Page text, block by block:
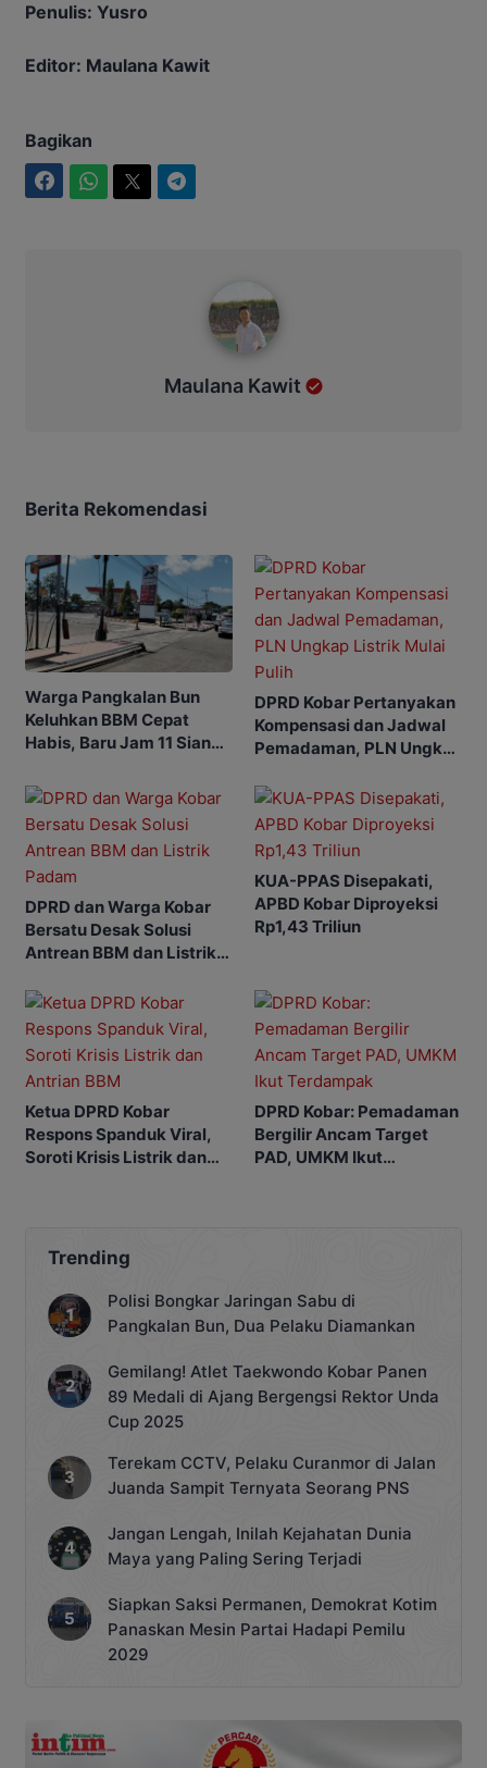
Penulis: Yusro
Editor: Maulana Kawit
Bagikan
Maulana Kawit
Berita Rekomendasi
Warga Pangkalan Bun
Keluhkan BBM Cepat
Habis, Baru Jam 11 Siang
Stok
DPRD Kobar Pertanyakan
Kompensasi dan Jadwal
Pemadaman, PLN Ungkap
DPRD dan Warga Kobar
Bersatu Desak Solusi
Antrean BBM dan Listrik
KUA-PPAS Disepakati,
APBD Kobar Diproyeksi
Rp1,43 Triliun
Ketua DPRD Kobar
Respons Spanduk Viral,
Soroti Krisis Listrik dan
DPRD Kobar: Pemadaman
Bergilir Ancam Target
PAD, UMKM Ikut
Trending
Polisi Bongkar Jaringan Sabu di
Pangkalan Bun, Dua Pelaku Diamankan
Gemilang! Atlet Taekwondo Kobar Panen
89 Medali di Ajang Bergengsi Rektor Unda
Cup 2025
Terekam CCTV, Pelaku Curanmor di Jalan
Juanda Sampit Ternyata Seorang PNS
Jangan Lengah, Inilah Kejahatan Dunia
Maya yang Paling Sering Terjadi
Siapkan Saksi Permanen, Demokrat Kotim
Panaskan Mesin Partai Hadapi Pemilu
2029